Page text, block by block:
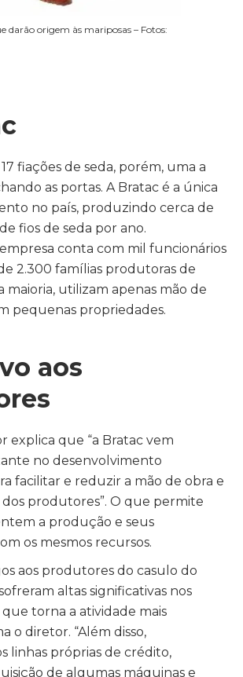
darão origem às mariposas – Fotos:
fiações de seda, porém, uma a
as portas. A Bratac é a única
no país, produzindo cerca de
fios de seda por ano.
conta com mil funcionários
2.300 famílias produtoras de
maioria, utilizam apenas mão de
pequenas propriedades.
aos
explica que “a Bratac vem
no desenvolvimento
facilitar e reduzir a mão de obra e
produtores”. O que permite
a produção e seus
os mesmos recursos.
aos produtores do casulo do
altas significativas nos
torna a atividade mais
o diretor. “Além disso,
linhas próprias de crédito,
de algumas máquinas e